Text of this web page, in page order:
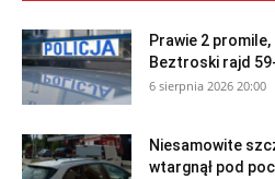
Prawie 2
Beztroski rajd
6 sierpnia 2026 20:00
Niesamowite
wtargnął pod